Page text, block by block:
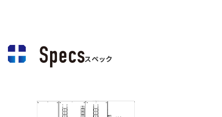
スペック